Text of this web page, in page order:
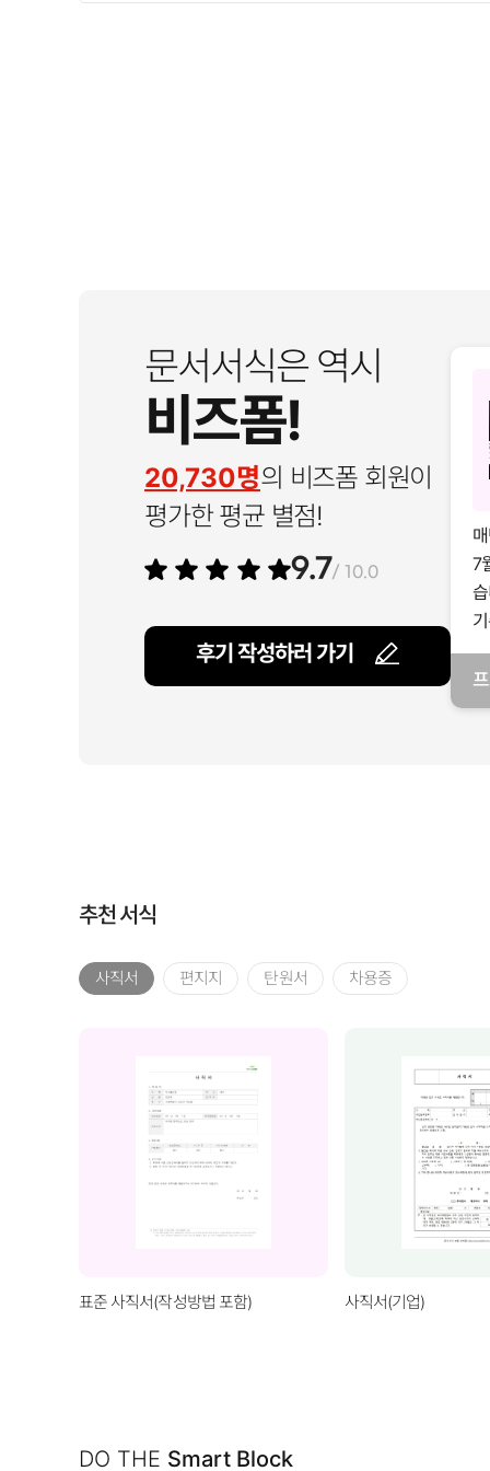
문서서식은 역시
비즈폼!
20,730명의 비즈폼 회원이
평가한 평균 별점!
9.7/ 10.0
후기 작성하러 가기
7
추천 서식
사직서 편지지 탄원서 차용증
표준 사직서(작성방법 포함) 사직서(기업)
DO THE Smart Block